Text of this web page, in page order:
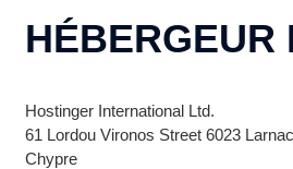
HÉBERGEUR
Hostinger International Ltd.
61 Lordou Vironos Street 6023
Chypre